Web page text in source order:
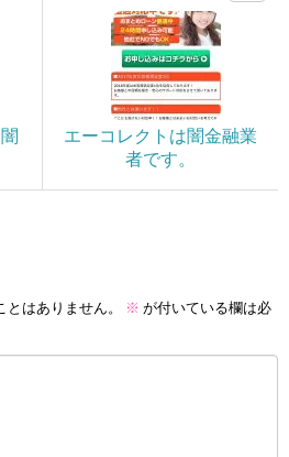
エーコレクトは闇金融業
者です。
はありません。 ※ が付いている欄は必